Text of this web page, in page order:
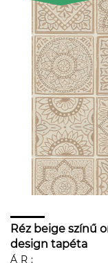
Réz beige színű
design tapéta
ÁR: